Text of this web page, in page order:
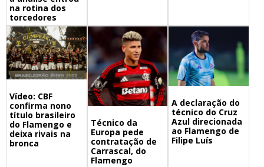
na rotina dos
torcedores
Vídeo: CBF
confirma nono
título brasileiro
do Flamengo e
deixa rivais na
bronca
Técnico da
Europa pede
contratação de
Carrascal, do
Flamengo
A declaração do
técnico do Cruz
Azul direcionada
ao Flamengo de
Filipe Luís